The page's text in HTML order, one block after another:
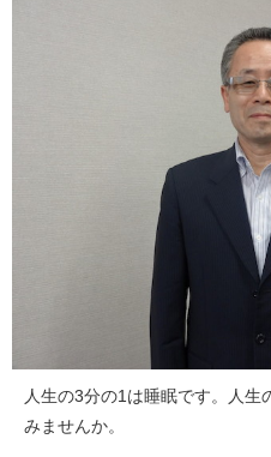
人生の3分の1は睡眠です。人
みませんか。